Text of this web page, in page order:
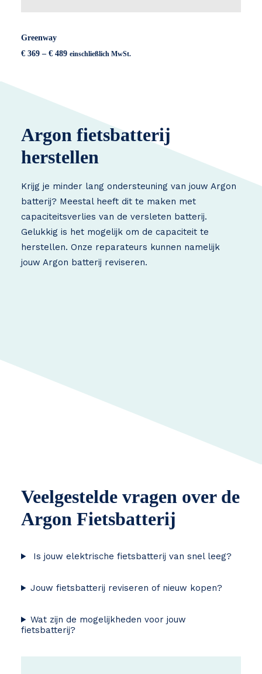
Greenway
€ 369 – € 489Preisspanne:
einschließlich MwSt.
Argon fietsbatterij
herstellen
Krijg je minder lang ondersteuning van jouw Argon
batterij? Meestal heeft dit te maken met
capaciteitsverlies van de versleten batterij.
Gelukkig is het mogelijk om de capaciteit te
herstellen. Onze reparateurs kunnen namelijk
jouw Argon batterij reviseren.
Veelgestelde vragen over de
Argon Fietsbatterij
Is jouw elektrische fietsbatterij van snel leeg?
Jouw fietsbatterij reviseren of nieuw kopen?
Wat zijn de mogelijkheden voor jouw
fietsbatterij?